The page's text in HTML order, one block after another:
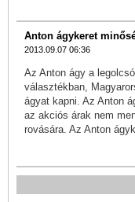
Anton ágykeret
2013.09.07 06:36
Az Anton ágy a
választékban,
ágyat kapni. Az Anton
az akciós árak nem
rovására. Az Anton